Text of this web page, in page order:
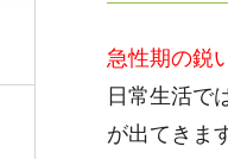
急性期の鋭
日常生活で
が出てきま